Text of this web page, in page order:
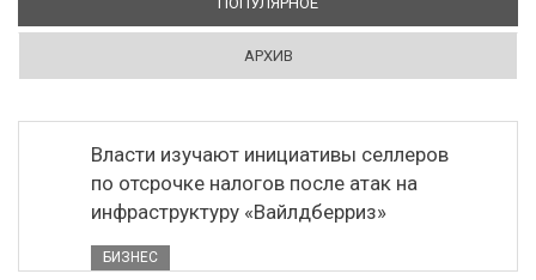
АРХИВ
Власти изучают инициативы селлеров
по отсрочке налогов после атак на
инфраструктуру «Вайлдберриз»
БИЗНЕС